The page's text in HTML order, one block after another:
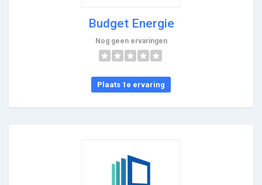
Budget Energie
Nog geen ervaringen
Plaats 1e ervaring